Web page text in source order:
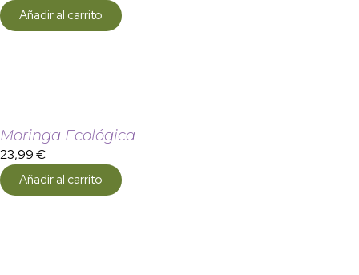
Añadir al carrito
Moringa Ecológica
23,99€
Añadir al carrito